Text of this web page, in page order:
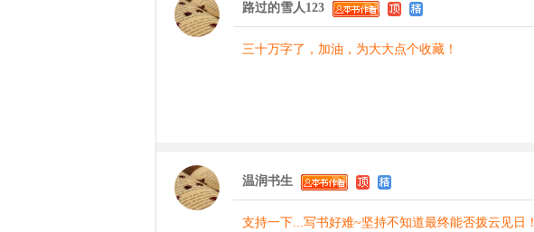
路过的雪人123
三十万字了，加油，为大大点个收藏！
温润书生
支持一下...写书好难~坚持不知道最终能否拨云见日！